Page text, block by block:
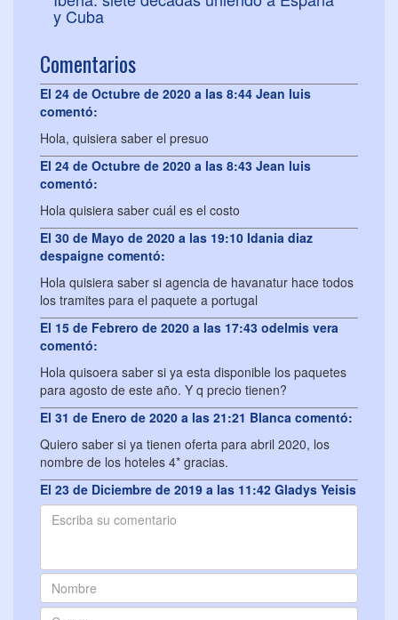
y Cuba
Comentarios
El 24 de Octubre de 2020 a las 8:44 Jean luis
comentó:
Hola, quisiera saber el presuo
El 24 de Octubre de 2020 a las 8:43 Jean luis
comentó:
Hola quisiera saber cuál es el costo
El 30 de Mayo de 2020 a las 19:10 Idania diaz
despaigne comentó:
Hola quisiera saber si agencia de havanatur hace todos
los tramites para el paquete a portugal
El 15 de Febrero de 2020 a las 17:43 odelmis vera
comentó:
Hola quisoera saber si ya esta disponible los paquetes
para agosto de este año. Y q precio tienen?
El 31 de Enero de 2020 a las 21:21 Blanca comentó:
Quiero saber si ya tienen oferta para abril 2020, los
nombre de los hoteles 4* gracias.
El 23 de Diciembre de 2019 a las 11:42 Gladys Yeisis
Mejias González comentó:
El 23 de Diciembre de 2019 a las 10:22 Yennis
Infantas comentó: